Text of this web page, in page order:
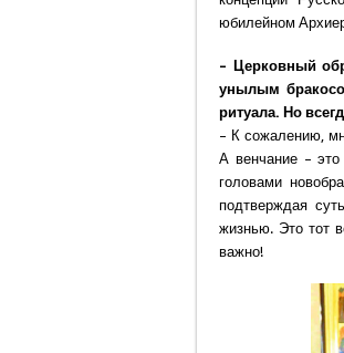
юбилейном
– Церковный
унылым
ритуала. Но
– К сожалению,
А венчание –
головами
подтверждая
жизнью. Это тот
важно!